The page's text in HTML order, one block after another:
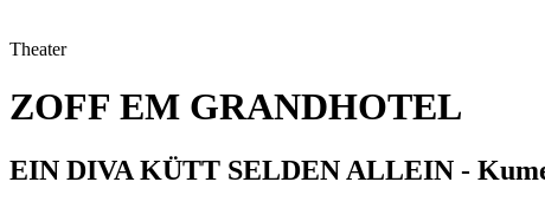
Theater
ZOFF EM GRANDHOTEL
EIN DIVA KÜTT SELDEN ALLEIN -